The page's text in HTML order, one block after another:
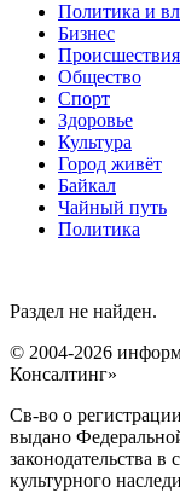
Политика и
Бизнес
Происшествия
Общество
Cпорт
Здоровье
Культура
Город живёт
Байкал
Чайный путь
Политика
Раздел не найден.
© 2004-2026
Консалтинг»
Св-во о
выдано
законодательства
культурного